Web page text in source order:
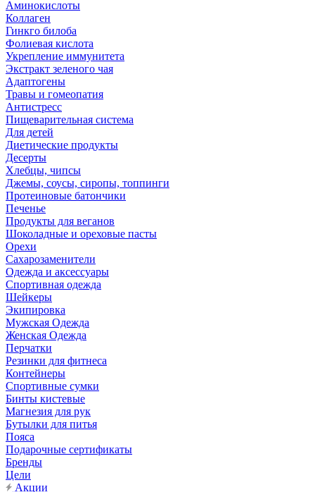
Аминокислоты
Коллаген
Гинкго билоба
Фолиевая кислота
Укрепление иммунитета
Экстракт зеленого чая
Адаптогены
Травы и гомеопатия
Антистресс
Пищеварительная система
Для детей
Диетические продукты
Десерты
Хлебцы, чипсы
Джемы, соусы, сиропы, топпинги
Протеиновые батончики
Печенье
Продукты для веганов
Шоколадные и ореховые пасты
Орехи
Сахарозаменители
Одежда и аксессуары
Спортивная одежда
Шейкеры
Экипировка
Мужская Одежда
Женская Одежда
Перчатки
Резинки для фитнеса
Контейнеры
Спортивные сумки
Бинты кистевые
Магнезия для рук
Бутылки для питья
Пояса
Подарочные сертификаты
Бренды
Цели
Акции